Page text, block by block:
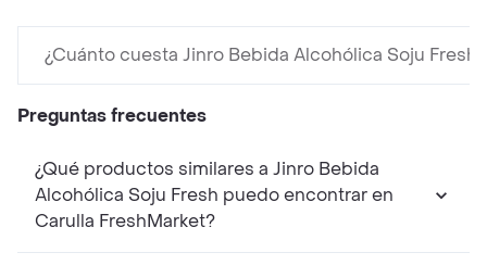
¿Cuánto cuesta Jinro Bebida Alcohólica Soju Fresh?
Preguntas frecuentes
¿Qué productos similares a Jinro Bebida
Alcohólica Soju Fresh puedo encontrar en
Carulla FreshMarket?